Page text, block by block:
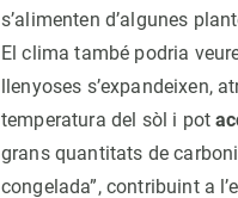
s’alimenten d’algunes
El clima també podria
llenyoses s’expandeixen,
temperatura del sòl i pot
grans quantitats de
congelada”, contribuint a